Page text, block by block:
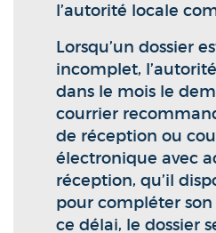
l’autorité locale
Lorsqu’un dossier
incomplet,
dans le mois le
courrier
de réception ou
électronique avec
réception, qu’il
pour compléter son
ce délai, le dossier